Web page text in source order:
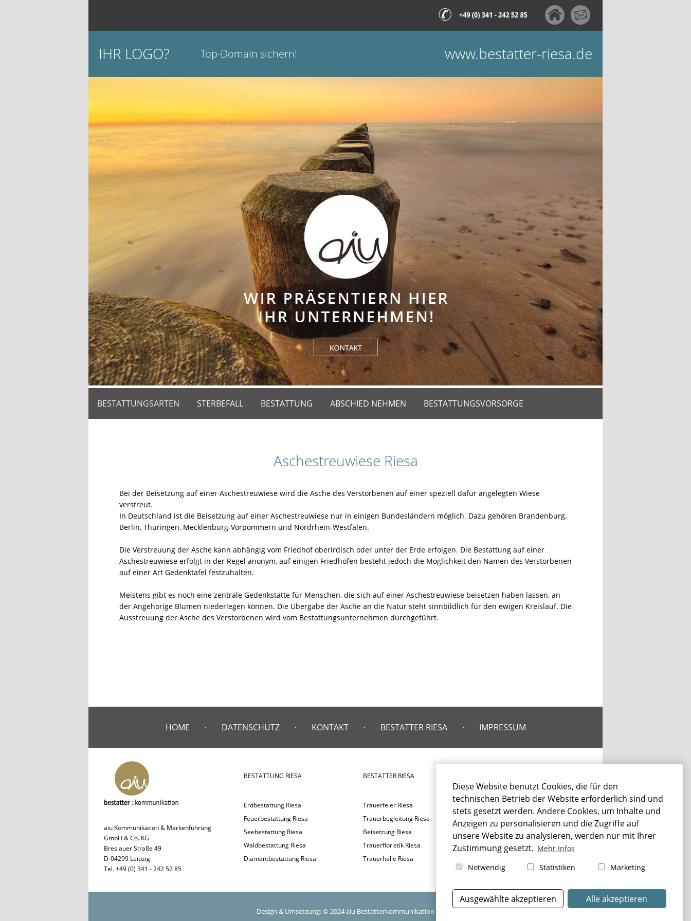
Diese Website benutzt Cookies, die für den
technischen Betrieb der Website erforderlich sind und
stets gesetzt werden. Andere Cookies, um Inhalte und
Anzeigen zu personalisieren und die Zugriffe auf
unsere Website zu analysieren, werden nur mit Ihrer
Zustimmung gesetzt. Mehr Infos
Notwendig
Statistiken Marketing
Ausgewählte akzeptieren Alle akzeptieren
IHR LOGO? Top-Domain sichern! www.bestatter-riesa.de
BESTATTUNGSARTEN STERBEFALL BESTATTUNG ABSCHIED NEHMEN BESTATTUNGSVORSORGE
Aschestreuwiese Riesa
Bei der Beisetzung auf einer Aschestreuwiese wird die Asche des Verstorbenen auf einer speziell dafür angelegten Wiese
verstreut.
In Deutschland ist die Beisetzung auf einer Aschestreuwiese nur in einigen Bundesländern möglich. Dazu gehören Brandenburg,
Berlin, Thüringen, Mecklenburg-Vorpommern und Nordrhein-Westfalen.
Die Verstreuung der Asche kann abhängig vom Friedhof oberirdisch oder unter der Erde erfolgen. Die Bestattung auf einer
Aschestreuwiese erfolgt in der Regel anonym, auf einigen Friedhöfen besteht jedoch die Möglichkeit den Namen des Verstorbenen
auf einer Art Gedenktafel festzuhalten.
Meistens gibt es noch eine zentrale Gedenkstätte für Menschen, die sich auf einer Aschestreuwiese beisetzen haben lassen, an
der Angehörige Blumen niederlegen können. Die Übergabe der Asche an die Natur steht sinnbildlich für den ewigen Kreislauf. Die
Ausstreuung der Asche des Verstorbenen wird vom Bestattungsunternehmen durchgeführt.
HOME DATENSCHUTZ KONTAKT BESTATTER RIESA IMPRESSUM
aiu Kommunikation & Markenführung
GmbH & Co. KG
Breslauer Straße 49
D-04299 Leipzig
Tel. +49 (0) 341 - 242 52 85
BESTATTUNG RIESA
Erdbestattung Riesa
Feuerbestattung Riesa
Seebestattung Riesa
Waldbestattung Riesa
Diamantbestattung Riesa
BESTATTER RIESA
Trauerfeier Riesa
Trauerbegleitung Riesa
Beisetzung Riesa
Trauerfloristik Riesa
Trauerhalle Riesa
Bestattung Riesa
Bestattungsarten Riesa
Erbrecht Riesa
Design & Umsetzung: © 2024aiu Bestatterkommunikation